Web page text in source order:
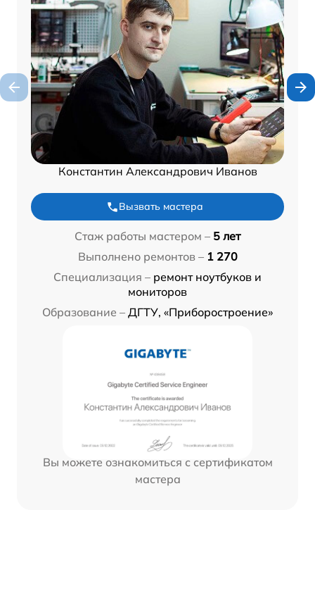
Константин Александрович Иванов
Вызвать мастера
Стаж работы мастером – 5 лет
Выполнено ремонтов – 1 270
Специализация – ремонт ноутбуков и
мониторов
Образование – ДГТУ, «Приборостроение»
Вы можете ознакомиться с сертификатом
мастера